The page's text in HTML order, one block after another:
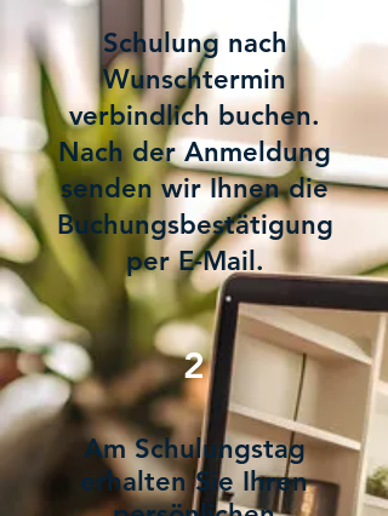
Schulung nach
Wunschtermin
verbindlich buchen.
Nach der Anmeldung
senden wir Ihnen die
Buchungsbestätigung
per E-Mail.
2
Am Schulungstag
erhalten Sie Ihren